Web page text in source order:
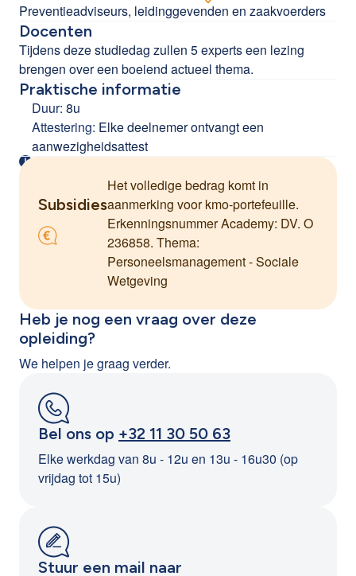
Preventieadviseurs, leidinggevenden en zaakvoerders
Docenten
Tijdens deze studiedag zullen 5 experts een lezing
brengen over een boeiend actueel thema.
Praktische informatie
Duur: 8u
Attestering: Elke deelnemer ontvangt een
aanwezigheidsattest
Subsidies
Het volledige bedrag komt in
aanmerking voor kmo-portefeuille.
Erkenningsnummer Academy: DV. O
236858. Thema:
Personeelsmanagement - Sociale
Wetgeving
Heb je nog een vraag over deze
opleiding?
We helpen je graag verder.
Bel ons op +32 11 30 50 63
Elke werkdag van 8u - 12u en 13u - 16u30 (op
vrijdag tot 15u)
Stuur een mail naar